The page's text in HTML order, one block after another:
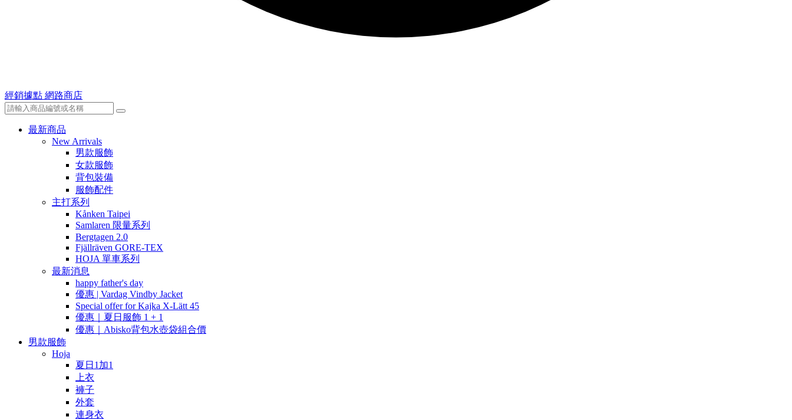
經銷據點 網路商店
最新商品
New Arrivals
男款服飾
女款服飾
背包裝備
服飾配件
主打系列
Kånken Taipei
Samlaren 限量系列
Bergtagen 2.0
Fjällräven GORE-TEX
HOJA 單車系列
最新消息
happy father's day
優惠 | Vardag Vindby Jacket
Special offer for Kajka X-Lätt 45
優惠｜夏日服飾 1 + 1
優惠｜Abisko背包水壺袋組合價
男款服飾
Hoja
夏日1加1
上衣
褲子
外套
連身衣